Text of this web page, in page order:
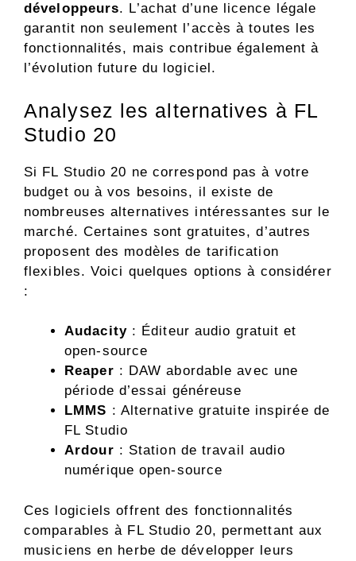
développeurs. L’achat d’une licence légale
garantit non seulement l’accès à toutes les
fonctionnalités, mais contribue également à
l’évolution future du logiciel.
Analysez les alternatives à FL
Studio 20
Si FL Studio 20 ne correspond pas à votre
budget ou à vos besoins, il existe de
nombreuses alternatives intéressantes sur le
marché. Certaines sont gratuites, d’autres
proposent des modèles de tarification
flexibles. Voici quelques options à considérer
:
Audacity: Éditeur audio gratuit et
open-source
Reaper : DAW abordable avec une
période d’essai généreuse
LMMS : Alternative gratuite inspirée de
FL Studio
Ardour : Station de travail audio
numérique open-source
Ces logiciels offrent des fonctionnalités
comparables à FL Studio 20, permettant aux
musiciens en herbe de développer leurs